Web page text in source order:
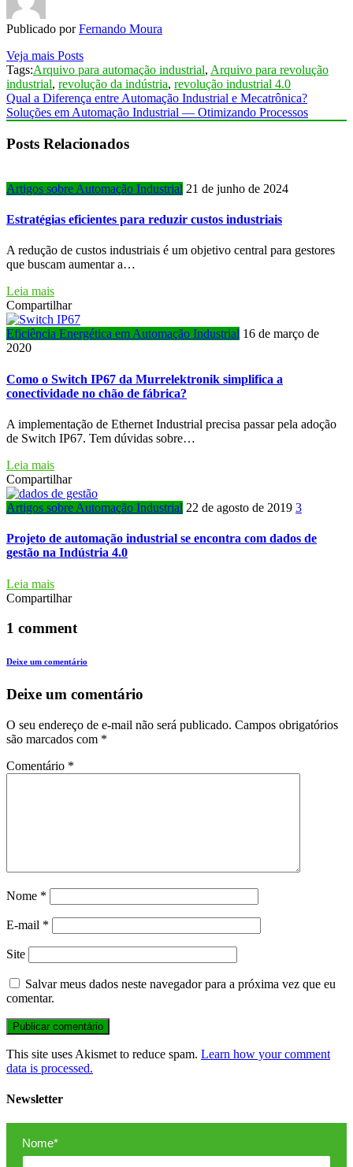
Publicado por Fernando Moura
Veja mais Posts
Tags:Arquivo para automação industrial, Arquivo para revolução
industrial, revolução da indústria, revolução industrial 4.0
Qual a Diferença entre Automação Industrial e Mecatrônica?
Soluções em Automação Industrial — Otimizando Processos
Posts Relacionados
Artigos sobre Automação Industrial 21 de junho de 2024
Estratégias eficientes para reduzir custos industriais
A redução de custos industriais é um objetivo central para gestores
que buscam aumentar a…
Leia mais
Compartilhar
Eficiência Energética em Automação Industrial 16 de março de
2020
Como o Switch IP67 da Murrelektronik simplifica a
conectividade no chão de fábrica?
A implementação de Ethernet Industrial precisa passar pela adoção
de Switch IP67. Tem dúvidas sobre…
Leia mais
Compartilhar
Artigos sobre Automação Industrial 22 de agosto de 2019 3
Projeto de automação industrial se encontra com dados de
gestão na Indústria 4.0
Leia mais
Compartilhar
1 comment
Deixe um comentário
Deixe um comentário
O seu endereço de e-mail não será publicado. Campos obrigatórios
são marcados com *
Comentário *
Nome *
E-mail *
Site
Salvar meus dados neste navegador para a próxima vez que eu
comentar.
This site uses Akismet to reduce spam. Learn how your comment
data is processed.
Newsletter
Nome*